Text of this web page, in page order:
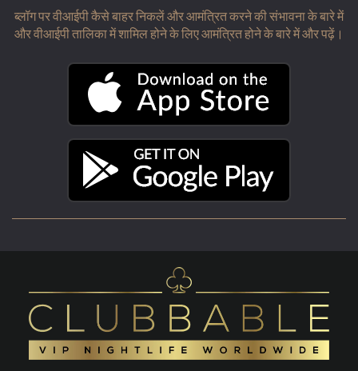
ब्लॉग पर वीआईपी कैसे बाहर निकलें और आमंत्रित करने की संभावना के बारे में
और वीआईपी तालिका में शामिल होने के लिए आमंत्रित होने के बारे में और पढ़ें।